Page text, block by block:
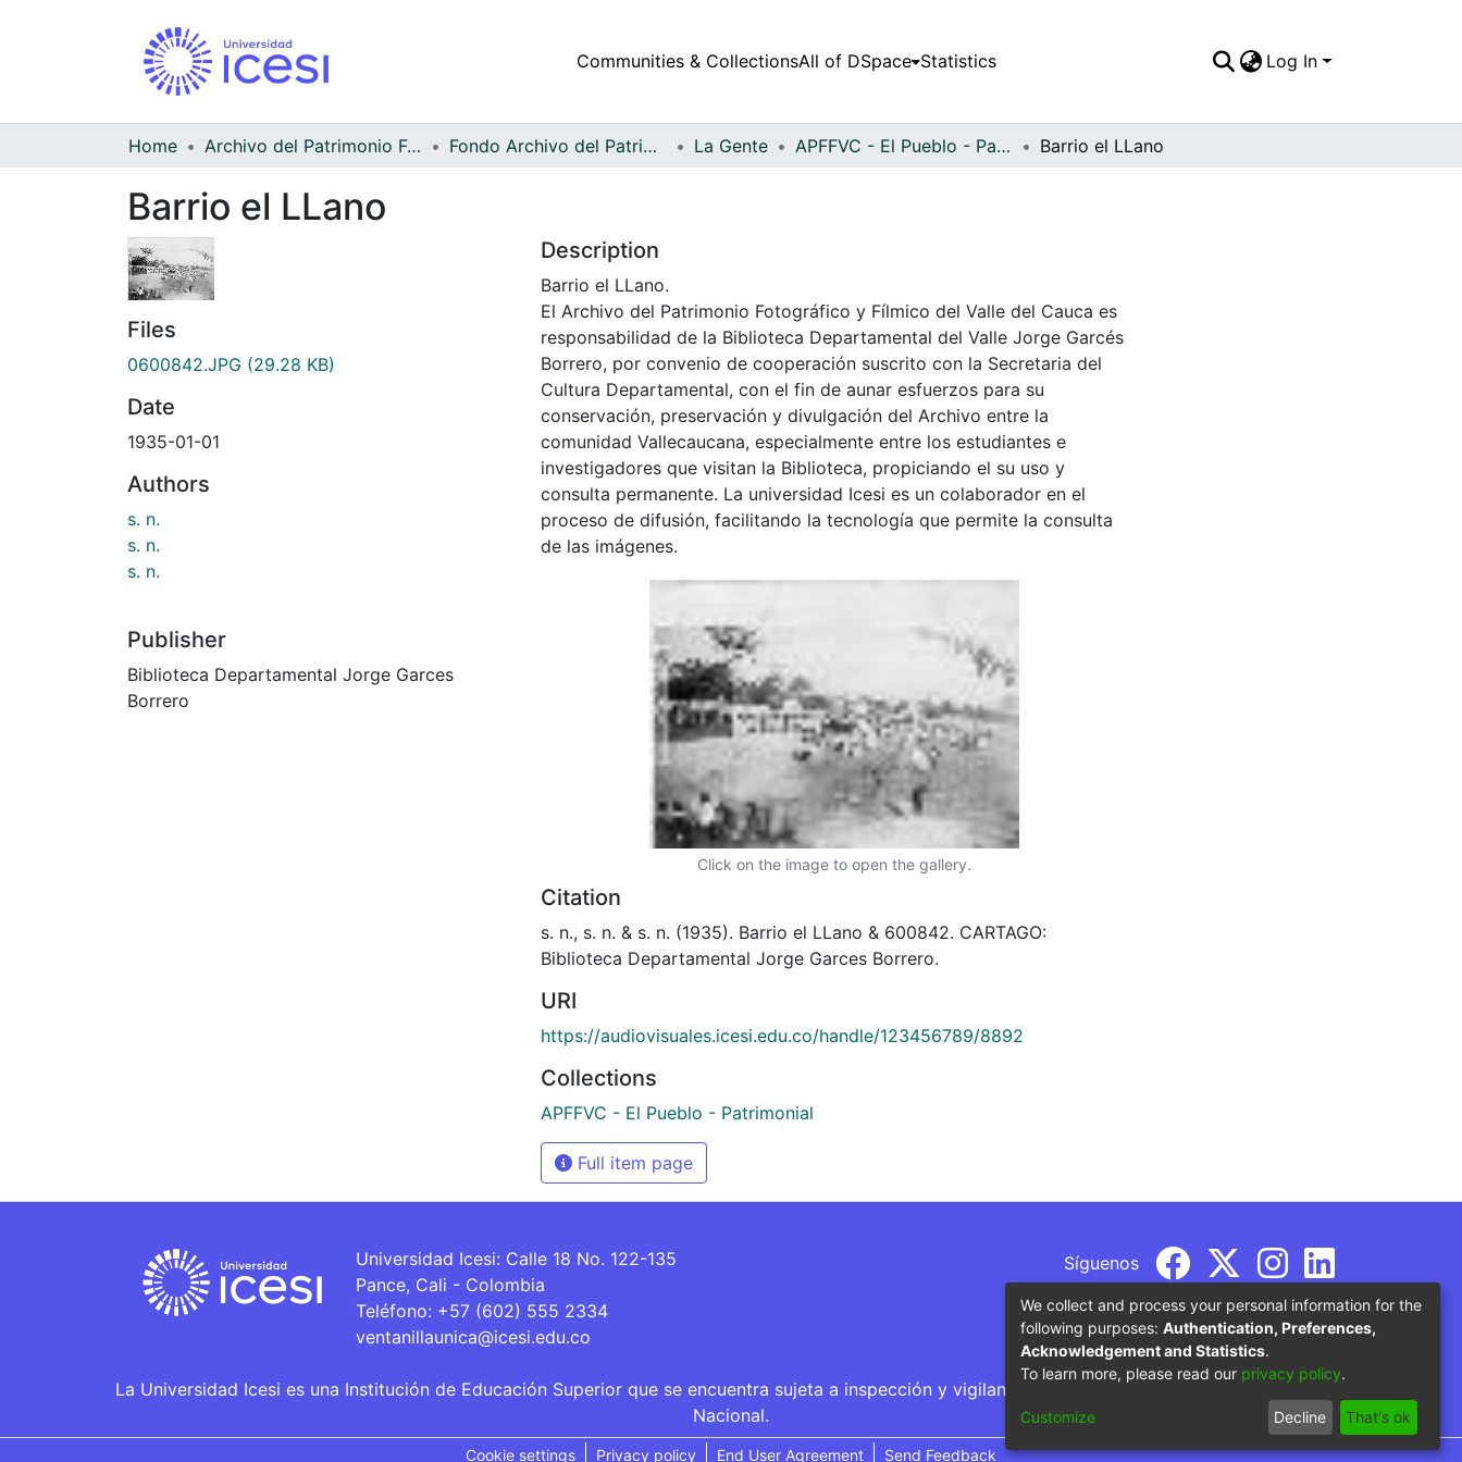
Communities & CollectionsAll of DSpace Statistics Log In
Home Archivo del Patrimonio Fotográfico y Fílmico del Valle del Cauca Fondo Archivo del Patrimonio Fotográfico y Fílmico del Valle del Cauca La Gente APFFVC - El Pueblo - Patrimonial Barrio el LLano
Barrio el LLano
Files
0600842.JPG (29.28 KB)
Date
1935-01-01
Authors
s. n.
s. n.
s. n.
Publisher
Biblioteca Departamental Jorge Garces
Borrero
Description
Barrio el LLano.
El Archivo del Patrimonio Fotográfico y Fílmico del Valle del Cauca es
responsabilidad de la Biblioteca Departamental del Valle Jorge Garcés
Borrero, por convenio de cooperación suscrito con la Secretaria del
Cultura Departamental, con el fin de aunar esfuerzos para su
conservación, preservación y divulgación del Archivo entre la
comunidad Vallecaucana, especialmente entre los estudiantes e
investigadores que visitan la Biblioteca, propiciando el su uso y
consulta permanente. La universidad Icesi es un colaborador en el
proceso de difusión, facilitando la tecnología que permite la consulta
de las imágenes.
Click on the image to open the gallery.
Citation
s. n., s. n. & s. n. (1935). Barrio el LLano & 600842. CARTAGO:
Biblioteca Departamental Jorge Garces Borrero.
URI
https://audiovisuales.icesi.edu.co/handle/123456789/8892
Collections
APFFVC - El Pueblo - Patrimonial
Full item page
Universidad Icesi: Calle 18 No. 122-135
Pance, Cali - Colombia
Teléfono: +57 (602) 555 2334
ventanillaunica@icesi.edu.co
Síguenos
La Universidad Icesi es una Institución de Educación Superior que se encuentra sujeta a inspección y vigilancia por parte del Ministerio de Educación
Nacional.
Cookie settings Privacy policy End User Agreement Send Feedback
We collect and process your personal information for the
following purposes: Authentication, Preferences,
Acknowledgement and Statistics.
To learn more, please read our privacy policy.
Customize Decline That's ok